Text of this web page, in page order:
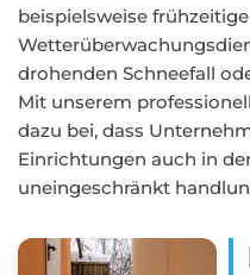
beispielsweise frühzeitige
drohenden Schneefall
Mit unserem
dazu bei, dass
Einrichtungen auch in
uneingeschränkt